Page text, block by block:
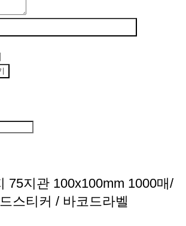
75지관 100x100mm 1000매/
스티커 / 바코드라벨